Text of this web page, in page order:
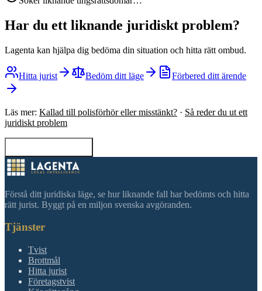
Har du ett liknande juridiskt problem?
Lagenta kan hjälpa dig bedöma din situation och hitta rätt ombud.
Hitta jurist Bedöm ditt läge Förbered ditt ärende
Läs mer: Kallad till polisförhör eller misstänkt? · Så reder du ut ett
juridiskt problem
Förstå ditt juridiska läge, se hur liknande fall har bedömts och hitta
rätt jurist. Byggt på en miljon svenska avgöranden.
Tjänster
Tvist
Brottmål
Hitta jurist
Företagstvist